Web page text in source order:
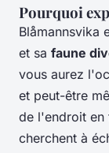
Pourquoi
Blåmannsvika
et sa faune
vous aurez
et peut-être
de l'endroit en
cherchent à